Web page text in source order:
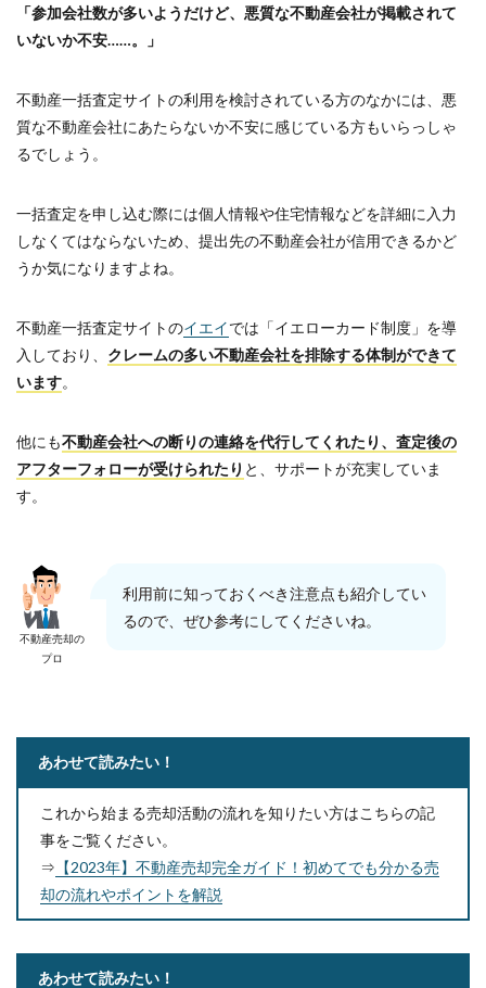
「参加会社数が多いようだけど、悪質な不動産会社が掲載されて
いないか不安……。」
不動産一括査定サイトの利用を検討されている方のなかには、悪
質な不動産会社にあたらないか不安に感じている方もいらっしゃ
るでしょう。
一括査定を申し込む際には個人情報や住宅情報などを詳細に入力
しなくてはならないため、提出先の不動産会社が信用できるかど
うか気になりますよね。
不動産一括査定サイトのイエイでは「イエローカード制度」を導
入しており、 クレームの多い不動産会社を排除する体制ができて
います。
他にも不動産会社への断りの連絡を代行してくれたり、査定後の
アフターフォローが受けられたり と、サポートが充実していま
す。
不動産売却の
プロ
利用前に知っておくべき注意点も紹介してい
るので、ぜひ参考にしてくださいね。
あわせて読みたい！
これから始まる売却活動の流れを知りたい方はこちらの記
事をご覧ください。
⇒ 【2023年】不動産売却完全ガイド！初めてでも分かる売
却の流れやポイントを解説
あわせて読みたい！